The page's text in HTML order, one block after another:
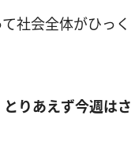
社会全体がひっく
りあえず今週はさ